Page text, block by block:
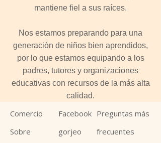
mantiene fiel a sus raíces.
Nos estamos preparando para una
generación de niños bien aprendidos,
por lo que estamos equipando a los
padres, tutores y organizaciones
educativas con recursos de la más alta
calidad.
Comercio
Sobre
Facebook
gorjeo
Preguntas más
frecuentes